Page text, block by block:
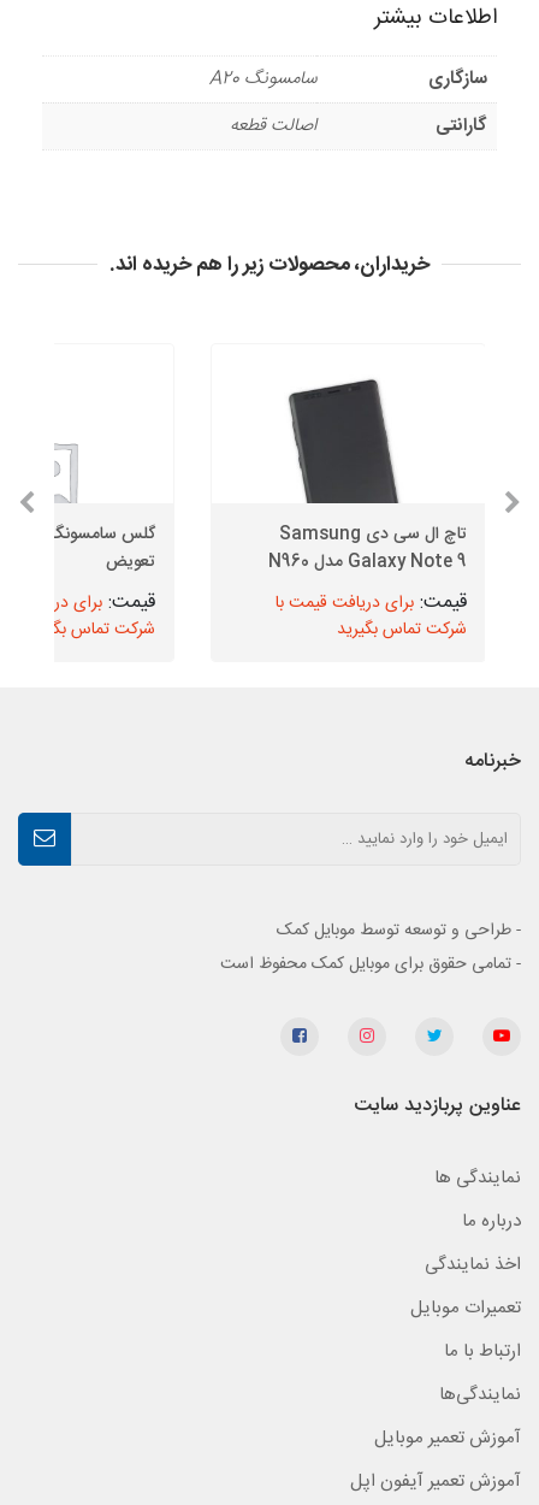
اطلاعات بیشتر
سازگاری
سامسونگ A20
گارانتی
اصالت قطعه
خریداران، محصولات زیر را هم خریده اند.
تاچ ال سی دی Samsung
Galaxy Note 9 مدل N960
برای دریافت قیمت با
شرکت تماس بگیرید
تعویض
برای دریافت
شرکت تماس بگیرید
خبرنامه
- طراحی و توسعه توسط موبایل کمک
- تمامی حقوق برای موبایل کمک محفوظ است
عناوین پربازدید سایت
نمایندگی ها
درباره ما
اخذ نمایندگی
تعمیرات موبایل
ارتباط با ما
نمایندگی‌ها
آموزش تعمیر موبایل
آموزش تعمیر آیفون اپل